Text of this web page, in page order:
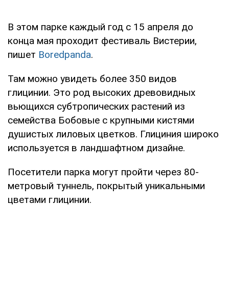
В этом парке каждый год с 15 апреля до
конца мая проходит фестиваль Вистерии,
пишет Boredpanda.
Там можно увидеть более 350 видов
глицинии. Это род высоких древовидных
вьющихся субтропических растений из
семейства Бобовые с крупными кистями
душистых лиловых цветков. Глициния широко
используется в ландшафтном дизайне.
Посетители парка могут пройти через 80-
метровый туннель, покрытый уникальными
цветами глицинии.